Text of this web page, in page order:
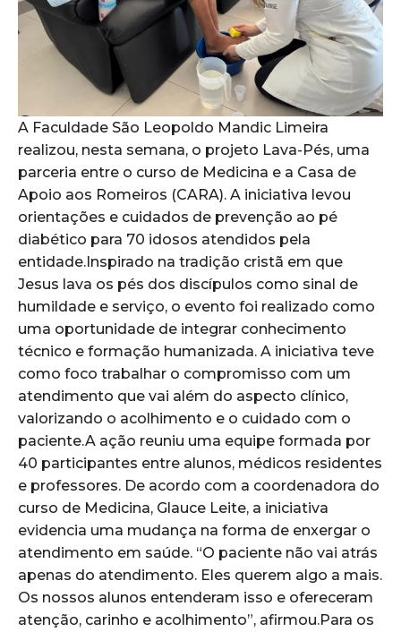
A Faculdade São Leopoldo Mandic Limeira
realizou, nesta semana, o projeto Lava-Pés, uma
parceria entre o curso de Medicina e a Casa de
Apoio aos Romeiros (CARA). A iniciativa levou
orientações e cuidados de prevenção ao pé
diabético para 70 idosos atendidos pela
entidade.Inspirado na tradição cristã em que
Jesus lava os pés dos discípulos como sinal de
humildade e serviço, o evento foi realizado como
uma oportunidade de integrar conhecimento
técnico e formação humanizada. A iniciativa teve
como foco trabalhar o compromisso com um
atendimento que vai além do aspecto clínico,
valorizando o acolhimento e o cuidado com o
paciente.A ação reuniu uma equipe formada por
40 participantes entre alunos, médicos residentes
e professores. De acordo com a coordenadora do
curso de Medicina, Glauce Leite, a iniciativa
evidencia uma mudança na forma de enxergar o
atendimento em saúde. “O paciente não vai atrás
apenas do atendimento. Eles querem algo a mais.
Os nossos alunos entenderam isso e ofereceram
atenção, carinho e acolhimento”, afirmou.Para os